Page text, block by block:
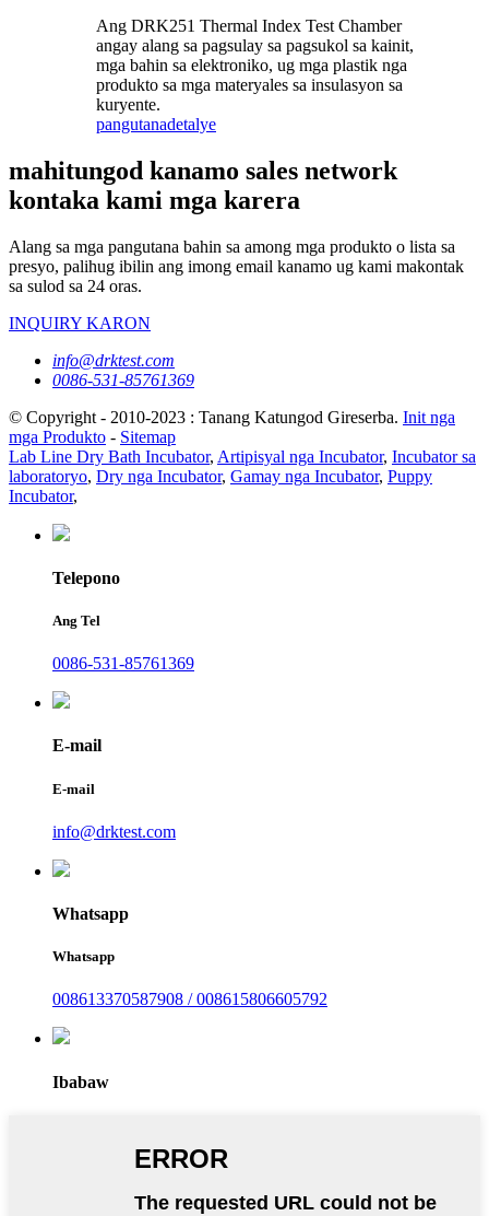
Ang DRK251 Thermal Index Test Chamber
angay alang sa pagsulay sa pagsukol sa kainit,
mga bahin sa elektroniko, ug mga plastik nga
produkto sa mga materyales sa insulasyon sa
kuryente.
pangutanadetalye
mahitungod kanamo sales network
kontaka kami mga karera
Alang sa mga pangutana bahin sa among mga produkto o lista sa
presyo, palihug ibilin ang imong email kanamo ug kami makontak
sa sulod sa 24 oras.
INQUIRY KARON
info@drktest.com
0086-531-85761369
© Copyright - 2010-2023 : Tanang Katungod Gireserba. Init nga
mga Produkto - Sitemap
Lab Line Dry Bath Incubator, Artipisyal nga Incubator, Incubator sa
laboratoryo, Dry nga Incubator, Gamay nga Incubator, Puppy
Incubator,
Telepono
Ang Tel
0086-531-85761369
E-mail
E-mail
info@drktest.com
Whatsapp
Whatsapp
008613370587908 / 008615806605792
Ibabaw